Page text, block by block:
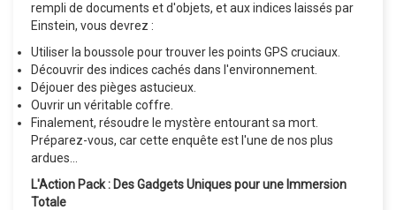
rempli de documents et d'objets, et aux indices laissés par
Einstein, vous devrez :
Utiliser la boussole pour trouver les points GPS cruciaux.
Découvrir des indices cachés dans l'environnement.
Déjouer des pièges astucieux.
Ouvrir un véritable coffre.
Finalement, résoudre le mystère entourant sa mort.
Préparez-vous, car cette enquête est l'une de nos plus
ardues...
L'Action Pack : Des Gadgets Uniques pour une Immersion
Totale